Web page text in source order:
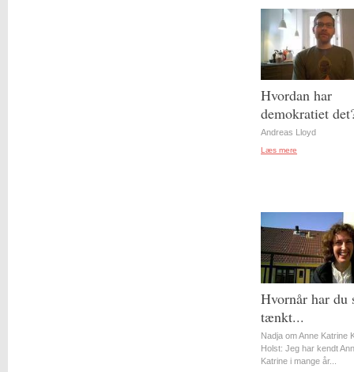
Hvordan har
demokratiet
Andreas Lloyd
Læs mere
Hvornår har du
tænkt...
Nadja om Anne Katrine
Holst: Jeg har kendt
Katrine i mange år...